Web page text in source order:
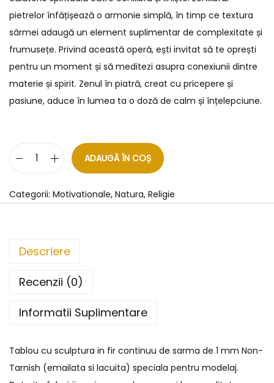
pietrelor înfățișează o armonie simplă, în timp ce textura
sârmei adaugă un element suplimentar de complexitate și
frumusețe. Privind această operă, ești invitat să te oprești
pentru un moment și să meditezi asupra conexiunii dintre
materie și spirit. Zenul în piatră, creat cu pricepere și
pasiune, aduce în lumea ta o doză de calm și înțelepciune.
ADAUGĂ ÎN COȘ
Categorii: Motivationale, Natura, Religie
Descriere
Recenzii (0)
Informatii Suplimentare
Tablou cu sculptura in fir continuu de sarma de 1 mm Non-
Tarnish (emailata si lacuita) speciala pentru modelaj.